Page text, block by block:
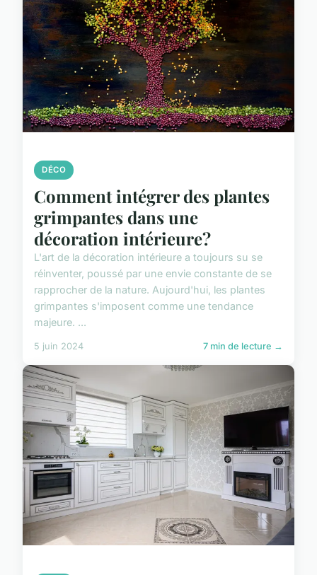
DÉCO
Comment intégrer des plantes
grimpantes dans une
décoration intérieure?
L'art de la décoration intérieure a toujours su se
réinventer, poussé par une envie constante de se
rapprocher de la nature. Aujourd'hui, les plantes
grimpantes s'imposent comme une tendance
majeure. ...
5 juin 2024 7 min de lecture →